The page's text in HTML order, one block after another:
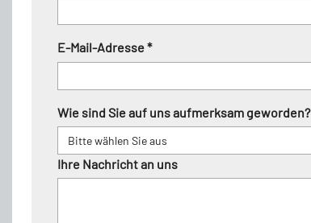
E-Mail-Adresse *
Wie sind Sie auf uns aufmerksam
Ihre Nachricht an uns